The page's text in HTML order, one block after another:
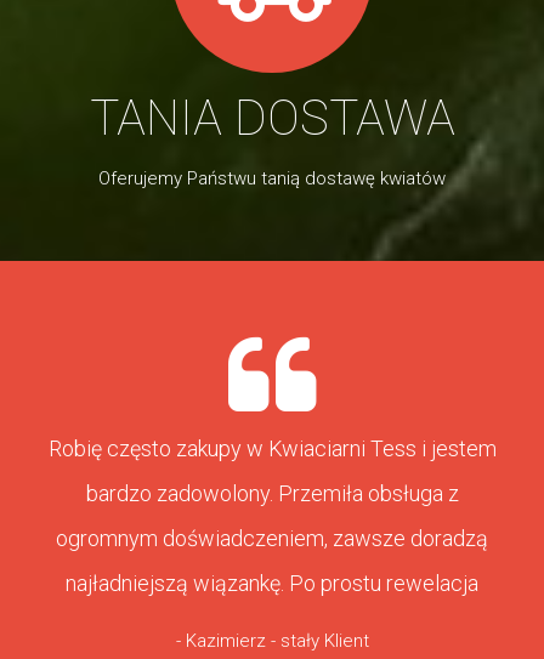
TANIA DOSTAWA
Oferujemy Państwu tanią dostawę kwiatów
Robię często zakupy w Kwiaciarni Tess i jestem
bardzo zadowolony. Przemiła obsługa z
ogromnym doświadczeniem, zawsze doradzą
najładniejszą wiązankę. Po prostu rewelacja
- Kazimierz - stały Klient